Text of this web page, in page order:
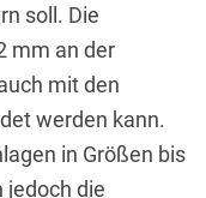
soll. Die
mm an der
mit den
werden kann.
in Größen bis
jedoch die